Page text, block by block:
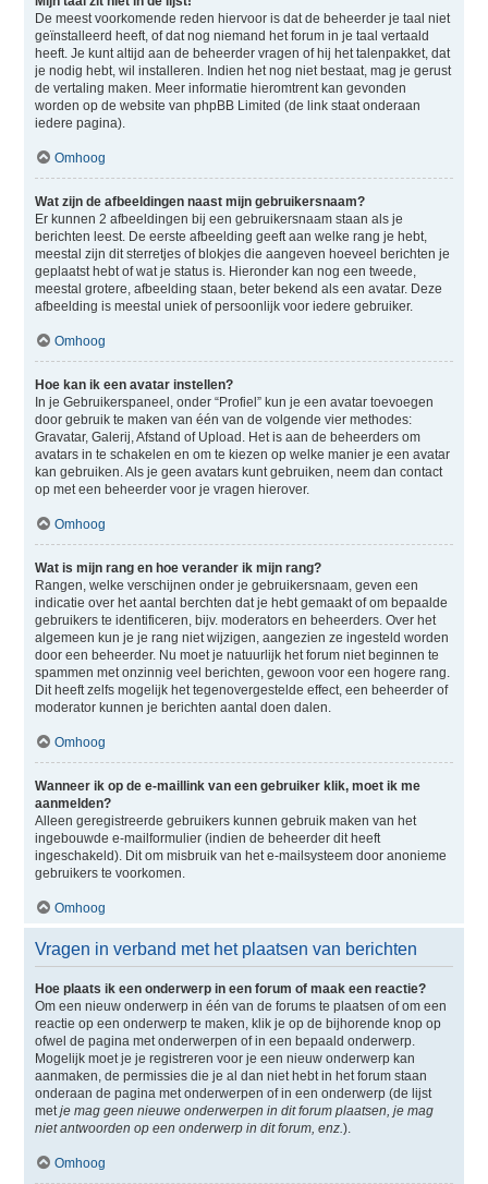
De meest voorkomende reden hiervoor is dat de beheerder je taal niet
geïnstalleerd heeft, of dat nog niemand het forum in je taal vertaald
heeft. Je kunt altijd aan de beheerder vragen of hij het talenpakket, dat
je nodig hebt, wil installeren. Indien het nog niet bestaat, mag je gerust
de vertaling maken. Meer informatie hieromtrent kan gevonden
worden op de website van phpBB Limited (de link staat onderaan
iedere pagina).
Omhoog
Wat zijn de afbeeldingen naast mijn gebruikersnaam?
Er kunnen 2 afbeeldingen bij een gebruikersnaam staan als je
berichten leest. De eerste afbeelding geeft aan welke rang je hebt,
meestal zijn dit sterretjes of blokjes die aangeven hoeveel berichten je
geplaatst hebt of wat je status is. Hieronder kan nog een tweede,
meestal grotere, afbeelding staan, beter bekend als een avatar. Deze
afbeelding is meestal uniek of persoonlijk voor iedere gebruiker.
Omhoog
Hoe kan ik een avatar instellen?
In je Gebruikerspaneel, onder “Profiel” kun je een avatar toevoegen
door gebruik te maken van één van de volgende vier methodes:
Gravatar, Galerij, Afstand of Upload. Het is aan de beheerders om
avatars in te schakelen en om te kiezen op welke manier je een avatar
kan gebruiken. Als je geen avatars kunt gebruiken, neem dan contact
op met een beheerder voor je vragen hierover.
Omhoog
Wat is mijn rang en hoe verander ik mijn rang?
Rangen, welke verschijnen onder je gebruikersnaam, geven een
indicatie over het aantal berchten dat je hebt gemaakt of om bepaalde
gebruikers te identificeren, bijv. moderators en beheerders. Over het
algemeen kun je je rang niet wijzigen, aangezien ze ingesteld worden
door een beheerder. Nu moet je natuurlijk het forum niet beginnen te
spammen met onzinnig veel berichten, gewoon voor een hogere rang.
Dit heeft zelfs mogelijk het tegenovergestelde effect, een beheerder of
moderator kunnen je berichten aantal doen dalen.
Omhoog
Wanneer ik op de e-maillink van een gebruiker klik, moet ik me
aanmelden?
Alleen geregistreerde gebruikers kunnen gebruik maken van het
ingebouwde e-mailformulier (indien de beheerder dit heeft
ingeschakeld). Dit om misbruik van het e-mailsysteem door anonieme
gebruikers te voorkomen.
Omhoog
Vragen in verband met het plaatsen van berichten
Hoe plaats ik een onderwerp in een forum of maak een reactie?
Om een nieuw onderwerp in één van de forums te plaatsen of om een
reactie op een onderwerp te maken, klik je op de bijhorende knop op
ofwel de pagina met onderwerpen of in een bepaald onderwerp.
Mogelijk moet je je registreren voor je een nieuw onderwerp kan
aanmaken, de permissies die je al dan niet hebt in het forum staan
onderaan de pagina met onderwerpen of in een onderwerp (de lijst
metje mag geen nieuwe onderwerpen in dit forum plaatsen, je mag
niet antwoorden op een onderwerp in dit forum, enz.).
Omhoog